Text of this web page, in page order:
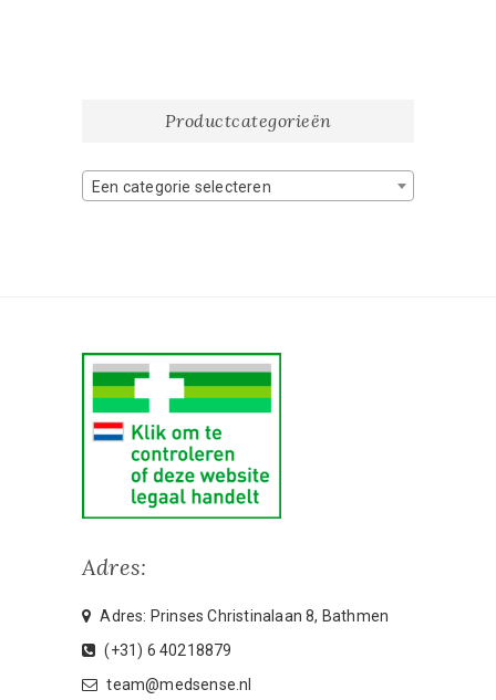
Productcategorieën
Een categorie selecteren
Adres:
Adres: Prinses Christinalaan 8, Bathmen
(+31) 6 40218879
team@medsense.nl